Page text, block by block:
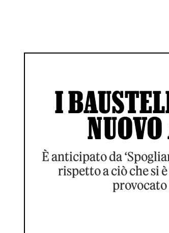
I
È anticipato da
rispetto a ciò che si
provocato